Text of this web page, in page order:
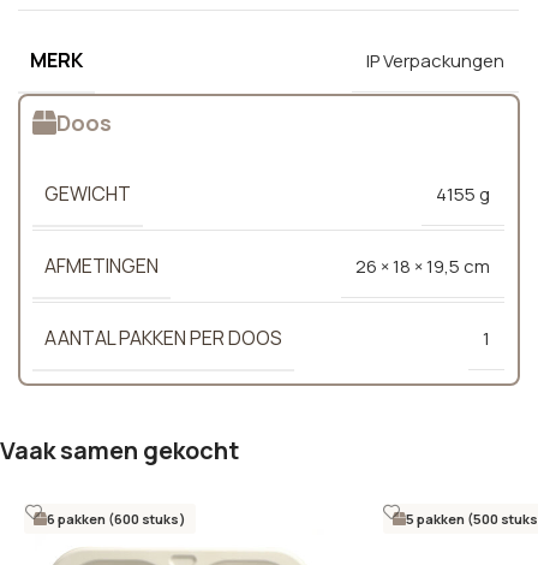
MERK IP Verpackungen
Doos
GEWICHT 4155 g
AFMETINGEN 26 × 18 × 19,5 cm
AANTAL PAKKEN PER DOOS 1
Vaak samen gekocht
6 pakken (600 stuks) 5 pakken (500